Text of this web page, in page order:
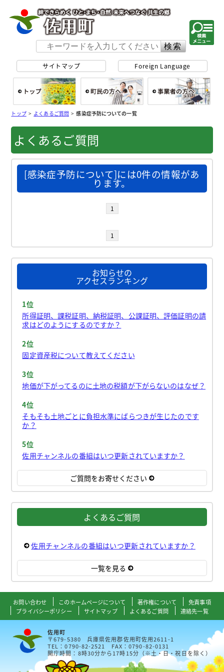
サイトマップ Foreign Language
総合トップ
トップ> よくあるご質問>感染症予防についての一覧
よくあるご質問
[感染症予防について]には0件の情報があ
ります。
1
1
お知らせの
アクセスランキング
1位
所得証明、課税証明、納税証明、公課証明、評価証明の請
求はどのようにするのですか？
2位
固定資産税について教えてください
3位
地価が下がってるのに土地の税額が下がらないのはなぜ？
4位
そもそも土地ごとに負担水準にばらつきが生じたのです
か？
5位
佐用チャンネルの番組はいつ更新されていますか？
ご質問をお寄せください
よくあるご質問
佐用チャンネルの番組はいつ更新されていますか？
一覧を見る
お問い合わせ このホームページについて 著作権について
免責事項
プライバシーポリシー
サイトマップ よくあるご質問 連絡先一覧
佐用町
〒679-5380 兵庫県佐用郡佐用町佐用2611-1
TEL：0790-82-2521 FAX：0790-82-0131
開庁時間：8時30分から17時15分（※土・日・祝日を除く）